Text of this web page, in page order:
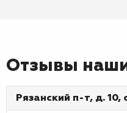
Отзывы
Рязанский п-т, д. 10,